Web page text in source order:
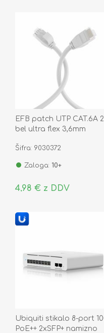
EFB patch UTP CAT.6A
bel ultra flex 3,6mm
Šifra: 9030372
Zaloga: 10+
4,98 € z DDV
Ubiquiti stikalo 8-port
PoE++ 2xSFP+ namizno